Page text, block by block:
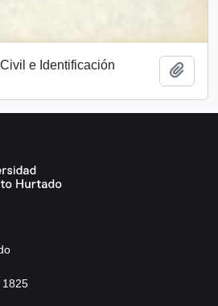
e Identificación
1825